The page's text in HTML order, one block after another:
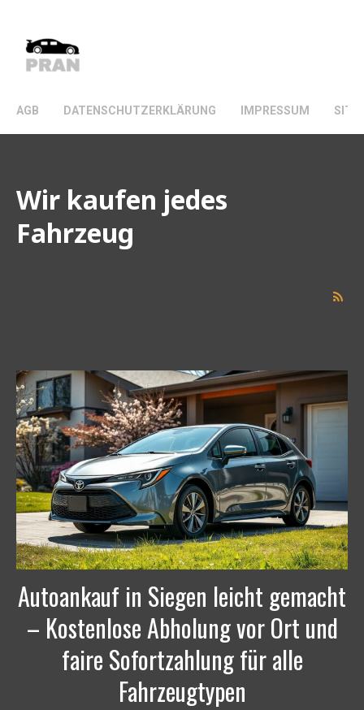
AGB DATENSCHUTZERKLÄRUNG IMPRESSUM
Wir kaufen jedes
Fahrzeug
Autoankauf in Siegen leicht gemacht
– Kostenlose Abholung vor Ort und
faire Sofortzahlung für alle
Fahrzeugtypen